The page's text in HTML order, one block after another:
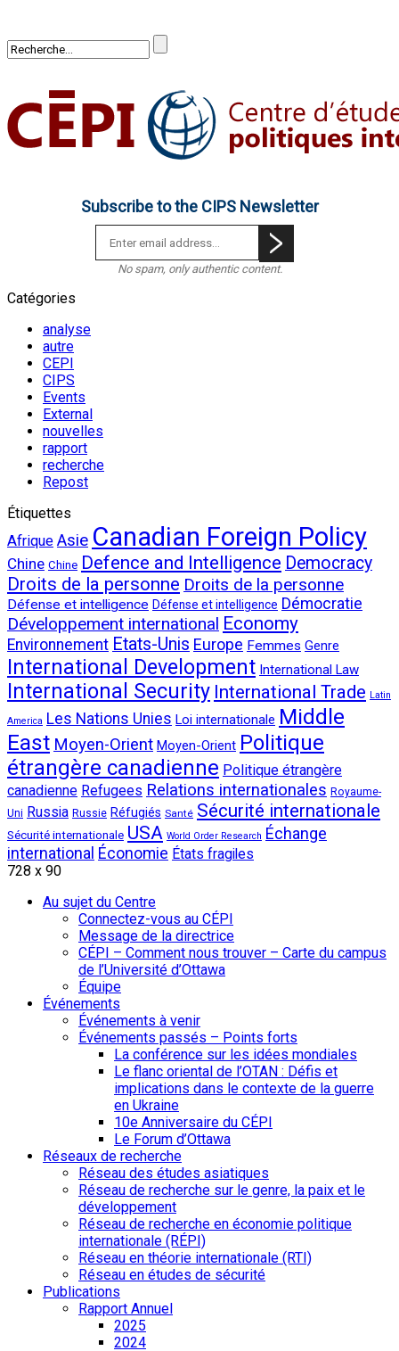
Subscribe to the CIPS Newsletter
No spam, only authentic content.
Catégories
analyse
autre
CEPI
CIPS
Events
External
nouvelles
rapport
recherche
Repost
Étiquettes
Afrique Asie Canadian Foreign Policy
Chine Chine Defence and Intelligence Democracy
Droits de la personne Droits de la personne
Défense et intelligence Défense et intelligence Démocratie
Développement international Economy
Environnement Etats-Unis Europe Femmes Genre
International Development International Law
International Security International Trade Latin
America Les Nations Unies Loi internationale Middle
East Moyen-Orient Moyen-Orient Politique
étrangère canadienne Politique étrangère
canadienne Refugees Relations internationales Royaume-
Uni Russia Russie Réfugiés Santé Sécurité internationale
Sécurité internationale USA World Order Research Échange
international Économie États fragiles
728 x 90
Au sujet du Centre
Connectez-vous au CÉPI
Message de la directrice
CÉPI – Comment nous trouver – Carte du campus
de l’Université d’Ottawa
Équipe
Événements
Événements à venir
Événements passés – Points forts
La conférence sur les idées mondiales
Le flanc oriental de l’OTAN : Défis et
implications dans le contexte de la guerre
en Ukraine
10e Anniversaire du CÉPI
Le Forum d’Ottawa
Réseaux de recherche
Réseau des études asiatiques
Réseau de recherche sur le genre, la paix et le
développement
Réseau de recherche en économie politique
internationale (RÉPI)
Réseau en théorie internationale (RTI)
Réseau en études de sécurité
Publications
Rapport Annuel
2025
2024